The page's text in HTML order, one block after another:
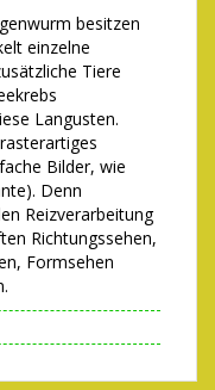
besitzen
einzelne
Tiere
Langusten.
Bilder, wie
Denn
Reizverarbeitung
Richtungssehen,
Formsehen